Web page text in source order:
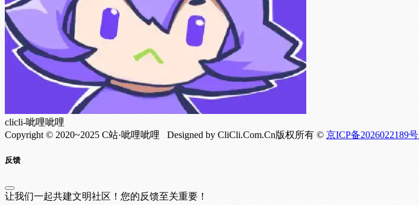
clicli-呲哩呲哩
Copyright © 2020~2025 C站·呲哩呲哩 Designed by CliCli.Com.Cn版权所有 © 京ICP备2026022189号
反馈
让我们一起共建文明社区！您的反馈至关重要！